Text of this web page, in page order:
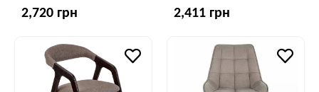
2,720 грн 2,411 грн